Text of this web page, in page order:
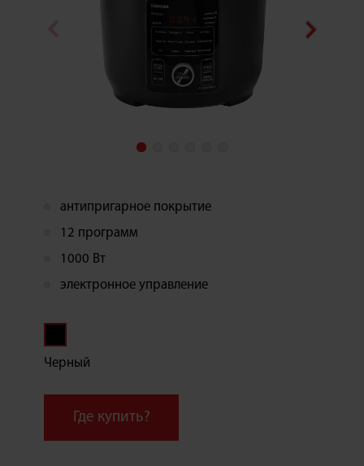
антипригарное покрытие
12 программ
1000 Вт
электронное управление
Черный
Где купить?